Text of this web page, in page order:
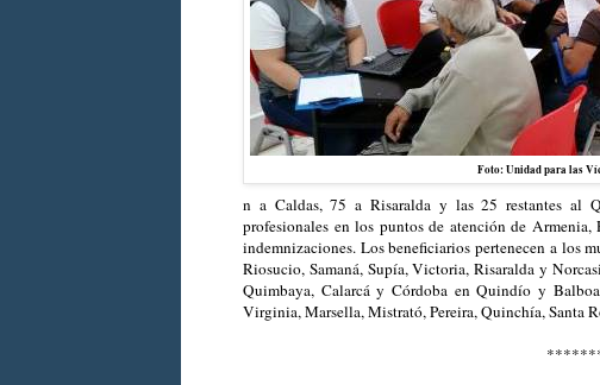
Foto: Unidad para las
n a Caldas, 75 a Risaralda y las 25 restantes al
profesionales en los puntos de atención de
indemnizaciones. Los beneficiarios pertenecen a los
Riosucio, Samaná, Supía, Victoria, Risaralda y
Quimbaya, Calarcá y Córdoba en Quindío y
Virginia, Marsella, Mistrató, Pereira, Quinchía, Santa